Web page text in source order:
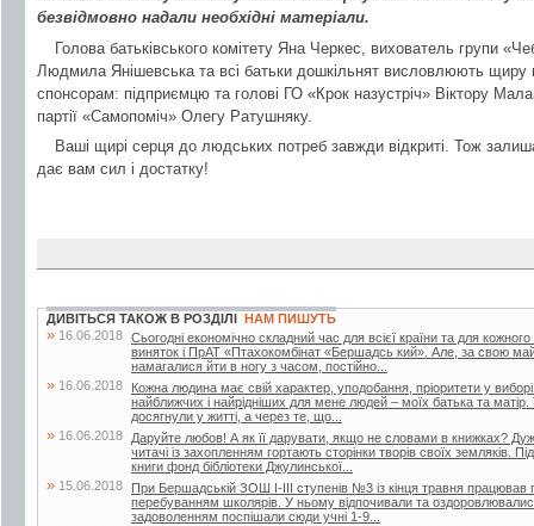
безвідмовно надали необхідні матеріали.
Голова батьківського комітету Яна Черкес, вихователь групи
Людмила Янішевська та всі батьки дошкільнят висловлюють щиру
спонсорам: підприємцю та голові ГО «Крок назустріч» Віктору
партії «Самопоміч» Олегу Ратушняку.
Ваші щирі серця до людських потреб завжди відкриті. Тож
дає вам сил і достатку!
ДИВІТЬСЯ ТАКОЖ В РОЗДІЛІ НАМ ПИШУТЬ
» 16.06.2018 Сьогодні економічно складний час для всієї країни та для
виняток і ПрАТ «Птахокомбінат «Бершадсь кий». Але, за свою
намагалися йти в ногу з часом, постійно...
» 16.06.2018
Кожна людина має свій характер, уподобання, пріоритети у
найближчих і найрідніших для мене людей – моїх батька та
досягнули у житті, а через те, що...
» 16.06.2018
Даруйте любов! А як її дарувати, якщо не словами в книжках?
читачі із захопленням гортають сторінки творів своїх земляків.
книги фонд бібліотеки Джулинської...
» 15.06.2018
При Бершадській ЗОШ І-ІІІ ступенів №3 із кінця травня
перебуванням школярів. У ньому відпочивали та
задоволенням поспішали сюди учні 1-9...